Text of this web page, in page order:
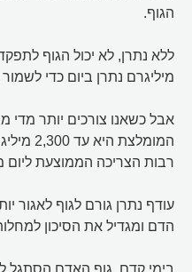
הגוף.
מיליגרם נתרן ביום כדי
אבל כשאנו צורכים יותר מדי
רבות הצריכה הממוצעת ליום מגיעה ל-3,400
עודף נתרן גורם לגוף
הדם ומגדיל את הסיכון
בימי קדם, גוף האדם הסתגל